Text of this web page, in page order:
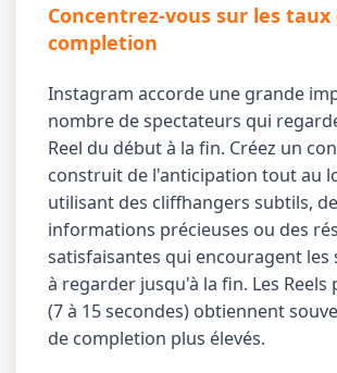
Concentrez-vous sur les taux
completion
Instagram accorde une grande
nombre de spectateurs qui
Reel du début à la fin. Créez un
construit de l'anticipation tout au
utilisant des cliffhangers subtils,
informations précieuses ou des
satisfaisantes qui encouragent les
à regarder jusqu'à la fin. Les Reels
(7 à 15 secondes) obtiennent
de completion plus élevés.